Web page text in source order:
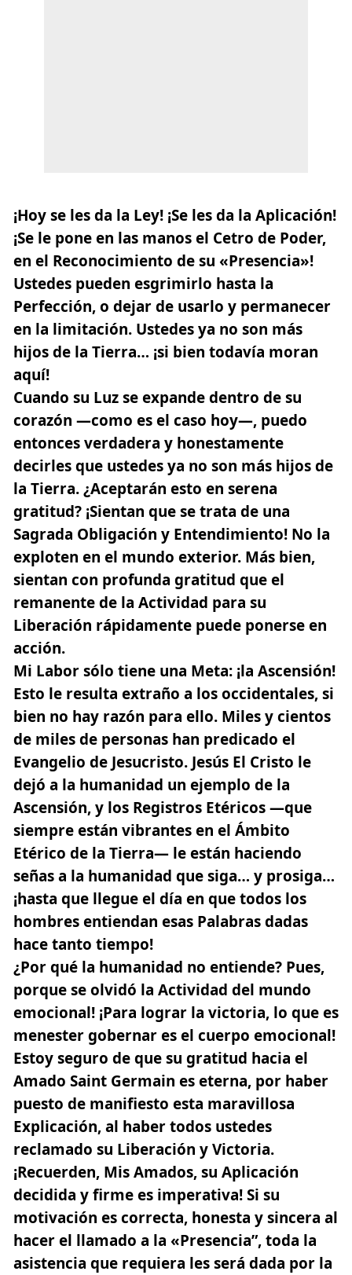
¡Hoy se les da la Ley! ¡Se les da la Aplicación!
¡Se le pone en las manos el Cetro de Poder,
en el Reconocimiento de su «Presencia»!
Ustedes pueden esgrimirlo hasta la
Perfección, o dejar de usarlo y permanecer
en la limitación. Ustedes ya no son más
hijos de la Tierra… ¡si bien todavía moran
aquí!
Cuando su Luz se expande dentro de su
corazón —como es el caso hoy—, puedo
entonces verdadera y honestamente
decirles que ustedes ya no son más hijos de
la Tierra. ¿Aceptarán esto en serena
gratitud? ¡Sientan que se trata de una
Sagrada Obligación y Entendimiento! No la
exploten en el mundo exterior. Más bien,
sientan con profunda gratitud que el
remanente de la Actividad para su
Liberación rápidamente puede ponerse en
acción.
Mi Labor sólo tiene una Meta: ¡la Ascensión!
Esto le resulta extraño a los occidentales, si
bien no hay razón para ello. Miles y cientos
de miles de personas han predicado el
Evangelio de Jesucristo. Jesús El Cristo le
dejó a la humanidad un ejemplo de la
Ascensión, y los Registros Etéricos —que
siempre están vibrantes en el Ámbito
Etérico de la Tierra— le están haciendo
señas a la humanidad que siga… y prosiga…
¡hasta que llegue el día en que todos los
hombres entiendan esas Palabras dadas
hace tanto tiempo!
¿Por qué la humanidad no entiende? Pues,
porque se olvidó la Actividad del mundo
emocional! ¡Para lograr la victoria, lo que es
menester gobernar es el cuerpo emocional!
Estoy seguro de que su gratitud hacia el
Amado Saint Germain es eterna, por haber
puesto de manifiesto esta maravillosa
Explicación, al haber todos ustedes
reclamado su Liberación y Victoria.
¡Recuerden, Mis Amados, su Aplicación
decidida y firme es imperativa!Si su
motivación es correcta, honesta y sincera al
hacer el llamado a la «Presencia”, toda la
asistencia que requiera les será dada por la